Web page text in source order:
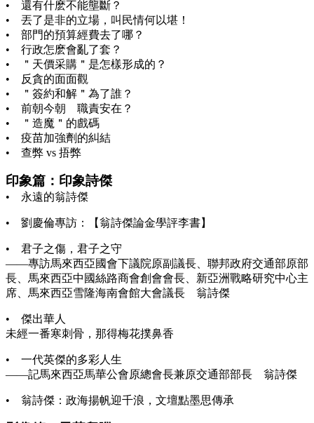
• 還有什麽不能壟斷？
• 丟了是非的立場，叫民情何以堪！
• 部門的預算經費去了哪？
• 行政怎麽會亂了套？
• ＂天價采購＂是怎樣形成的？
• 反貪的面面觀
• ＂簽約和解＂為了誰？
• 前朝今朝 職責安在？
• ＂造魔＂的戲碼
• 疫苗加強劑的糾結
• 查弊 vs 捂弊
印象篇：印象詩傑
• 永遠的翁詩傑
• 劉慶倫專訪：【翁詩傑論金學評李書】
• 君子之傷，君子之守
——專訪馬來西亞國會下議院原副議長、聯邦政府交通部原部
長、馬來西亞中國絲路商會創會會長、新亞洲戰略研究中心主
席、馬來西亞雪隆海南會館大會議長 翁詩傑
• 傑出華人
未經一番寒刺骨，那得梅花撲鼻香
• 一代英傑的多彩人生
——記馬來西亞馬華公會原總會長兼原交通部部長 翁詩傑
• 翁詩傑：政海揚帆迎千浪，文壇點墨思傳承